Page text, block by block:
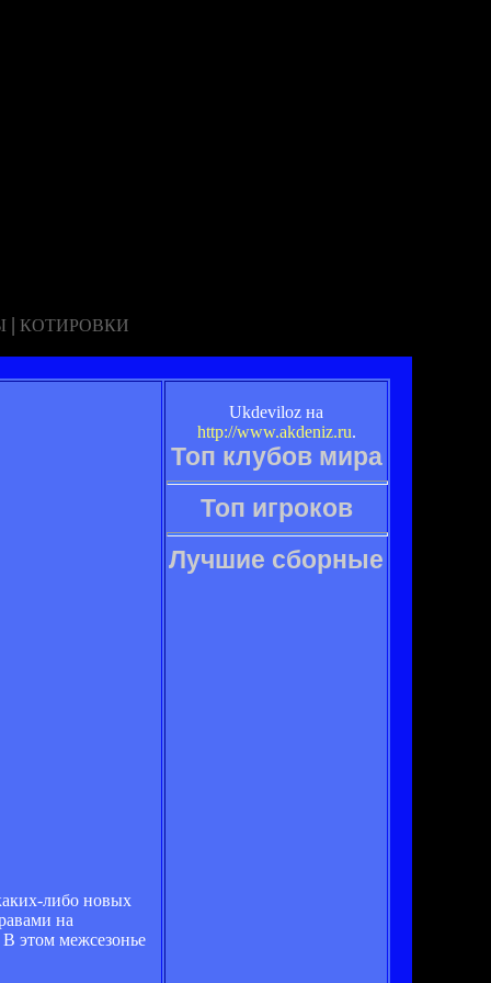
| КОТИРОВКИ
либо новых
на
этом межсезонье
Ukdeviloz на
http://www.akdeniz.ru.
Топ клубов мира
Топ игроков
Лучшие сборные